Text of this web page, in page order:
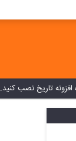
تاریخ نصب کنید.